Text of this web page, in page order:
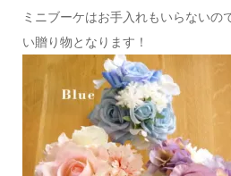
ミニブーケはお手入れもいらないの
い贈り物となります！